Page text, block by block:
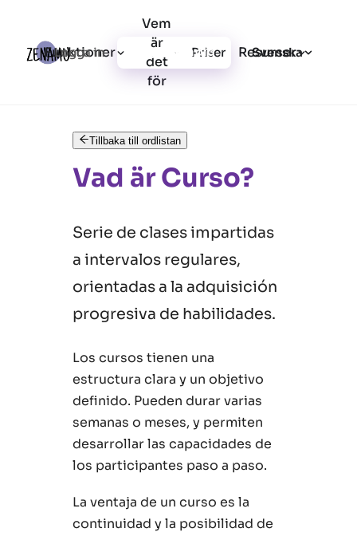
Funktioner
Vem
är
det
för
Priser Resurser
Logga in Registrera dig Svenska
Tillbaka till ordlistan
Vad är Curso?
Serie de clases impartidas
a intervalos regulares,
orientadas a la adquisición
progresiva de habilidades.
Los cursos tienen una
estructura clara y un objetivo
definido. Pueden durar varias
semanas o meses, y permiten
desarrollar las capacidades de
los participantes paso a paso.
La ventaja de un curso es la
continuidad y la posibilidad de